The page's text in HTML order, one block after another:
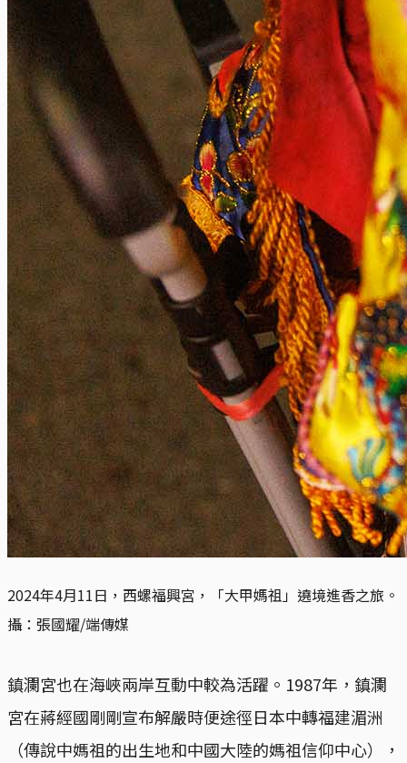
2024年4月11日，西螺福興宮，「大甲媽祖」遶境進香之旅。
攝：張國耀/端傳媒
鎮瀾宮也在海峽兩岸互動中較為活躍。1987年，鎮瀾
宮在蔣經國剛剛宣布解嚴時便途徑日本中轉福建湄洲
（傳說中媽祖的出生地和中國大陸的媽祖信仰中心），